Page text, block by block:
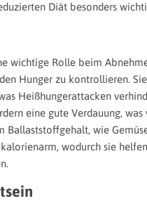
Diät besonders
wichtige Rolle beim
Hunger zu kontrollieren.
Heißhungerattacken
eine gute Verdauung,
Ballaststoffgehalt, wie
wodurch sie